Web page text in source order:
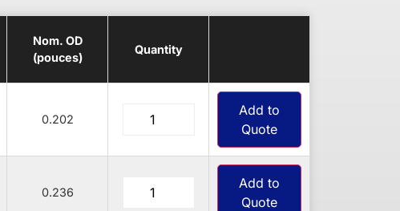
Nom. OD
(pouces)
Quantity
0.202
Add to
Quote
0.236
Add to
Quote